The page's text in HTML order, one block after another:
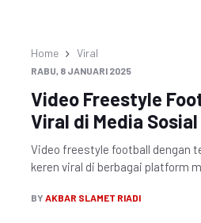
Home Viral
RABU, 8 JANUARI 2025
Video Freestyle
Viral di Media Sosial
Video freestyle football dengan
keren viral di berbagai platform
BY AKBAR SLAMET RIADI